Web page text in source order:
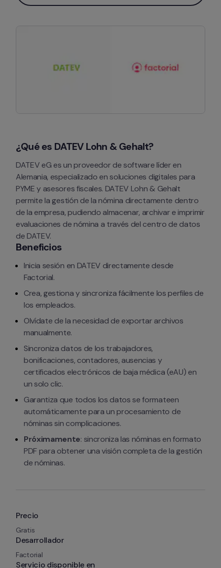
Precio
Gratis
Desarrollador
Factorial
Servicio disponible en
¿Qué es DATEV Lohn & Gehalt?
DATEV eG es un proveedor de software líder en
Alemania, especializado en soluciones digitales para
PYME y asesores fiscales. DATEV Lohn & Gehalt
permite la gestión de la nómina directamente dentro
de la empresa, pudiendo almacenar, archivar e imprimir
evaluaciones de nómina a través del centro de datos
de DATEV.
Beneficios
Inicia sesión en DATEV directamente desde
Factorial.
Crea, gestiona y sincroniza fácilmente los perfiles de
los empleados.
Olvídate de la necesidad de exportar archivos
manualmente.
Sincroniza datos de los trabajadores,
bonificaciones, contadores, ausencias y
certificados electrónicos de baja médica (eAU) en
un solo clic.
Garantiza que todos los datos se formateen
automáticamente para un procesamiento de
nóminas sin complicaciones.
Próximamente: sincroniza las nóminas en formato
PDF para obtener una visión completa de la gestión
de nóminas.